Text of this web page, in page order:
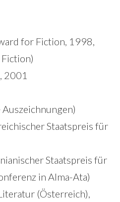
for Fiction, 1998,
2001
Staatspreis für
Staatspreis für
in Alma-Ata)
(Österreich),